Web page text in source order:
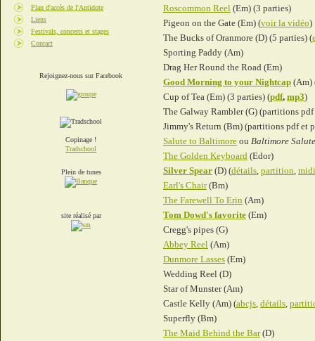
Plan d'accès de l'Antidote
Liens
Festivals, concerts et stages
Contact
Rejoignez-nous sur Facebook
Copinage !
Tradschool
Plein de tunes
site réalisé par
Roscommon Reel (Em) (3 parties)
Pigeon on the Gate (Em) (voir la vidéo)
The Bucks of Oranmore (D) (5 parties) (
Sporting Paddy (Am)
Drag Her Round the Road (Em)
Good Morning to your Nightcap (Am)
Cup of Tea (Em) (3 parties) (pdf, mp3)
The Galway Rambler (G) (partitions
Jimmy's Return (Bm) (partitions pdf et
Salute to Baltimore ou Baltimore Salute
The Golden Keyboard (Edor)
Silver Spear (D) (détails, partition, midi
Earl's Chair(Bm)
The Farewell To Erin (Am)
Tom Dowd's favorite (Em)
Cregg's pipes (G)
Abbey Reel (Am)
Dunmore Lasses (Em)
Wedding Reel (D)
Star of Munster (Am)
Castle Kelly (Am) (abcjs, détails,
Superfly (Bm)
The Maid Behind the Bar(D)